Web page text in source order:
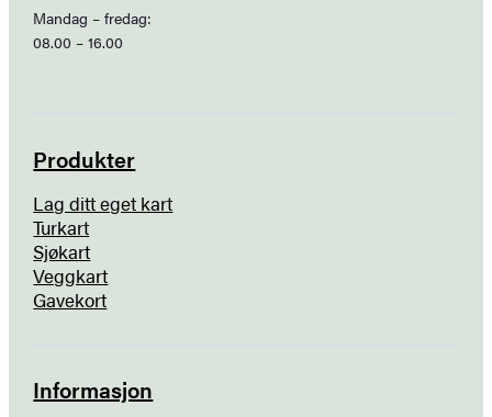
Mandag – fredag:
08.00 – 16.00
Produkter
Lag ditt eget kart
Turkart
Sjøkart
Veggkart
Gavekort
Informasjon